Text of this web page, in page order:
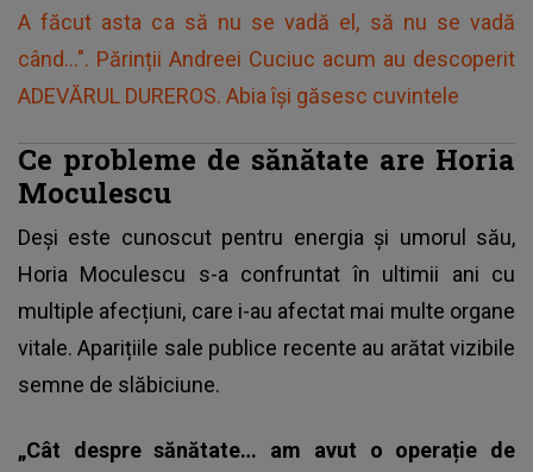
A făcut asta ca să nu se vadă el, să nu se vadă
când...". Părinții Andreei Cuciuc acum au descoperit
ADEVĂRUL DUREROS. Abia își găsesc cuvintele
Ce probleme de sănătate are Horia
Moculescu
Deși este cunoscut pentru energia și umorul său,
Horia Moculescu s-a confruntat în ultimii ani cu
multiple afecțiuni, care i-au afectat mai multe organe
vitale. Aparițiile sale publice recente au arătat vizibile
semne de slăbiciune.
„Cât despre sănătate… am avut o operație de